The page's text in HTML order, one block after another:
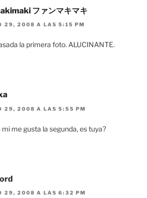
ファンマキマキ
29, 2008 A LAS 5:15 PM
la primera foto. ALUCINANTE.
29, 2008 A LAS 5:55 PM
mi me gusta la segunda, es tuya?
29, 2008 A LAS 6:32 PM